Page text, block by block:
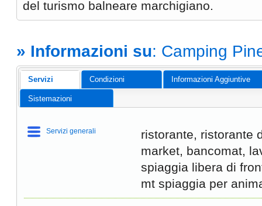
del turismo balneare marchigiano.
» Informazioni su: Camping
Servizi Condizioni Informazioni Aggiuntive
Sistemazioni
Servizi generali
ristorante, ristorante
market, bancomat,
spiaggia libera di
mt spiaggia per